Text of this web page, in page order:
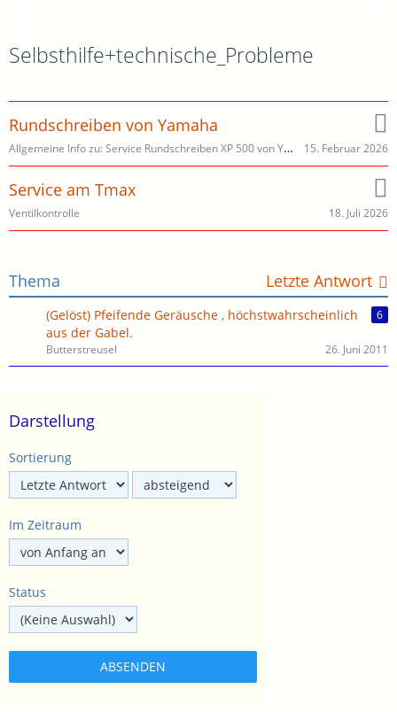
Selbsthilfe+technische_Probleme
Rundschreiben von Yamaha
Allgemeine Info zu: Service Rundschreiben XP 500 von Yamaha 15. Februar 2026
Service am Tmax
Ventilkontrolle 18. Juli 2026
Thema Letzte Antwort
(Gelöst) Pfeifende Geräusche , höchstwahrscheinlich
aus der Gabel.
6
Butterstreusel 26. Juni 2011
Darstellung
Sortierung
Im Zeitraum
Status